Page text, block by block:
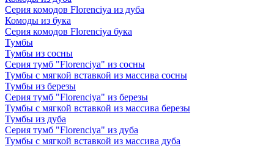
Серия комодов Florenciya из дуба
Комоды из бука
Серия комодов Florenciya бука
Тумбы
Тумбы из сосны
Серия тумб "Florenciya" из сосны
Тумбы с мягкой вставкой из массива сосны
Тумбы из березы
Серия тумб "Florenciya" из березы
Тумбы с мягкой вставкой из массива березы
Тумбы из дуба
Серия тумб "Florenciya" из дуба
Тумбы с мягкой вставкой из массива дуба